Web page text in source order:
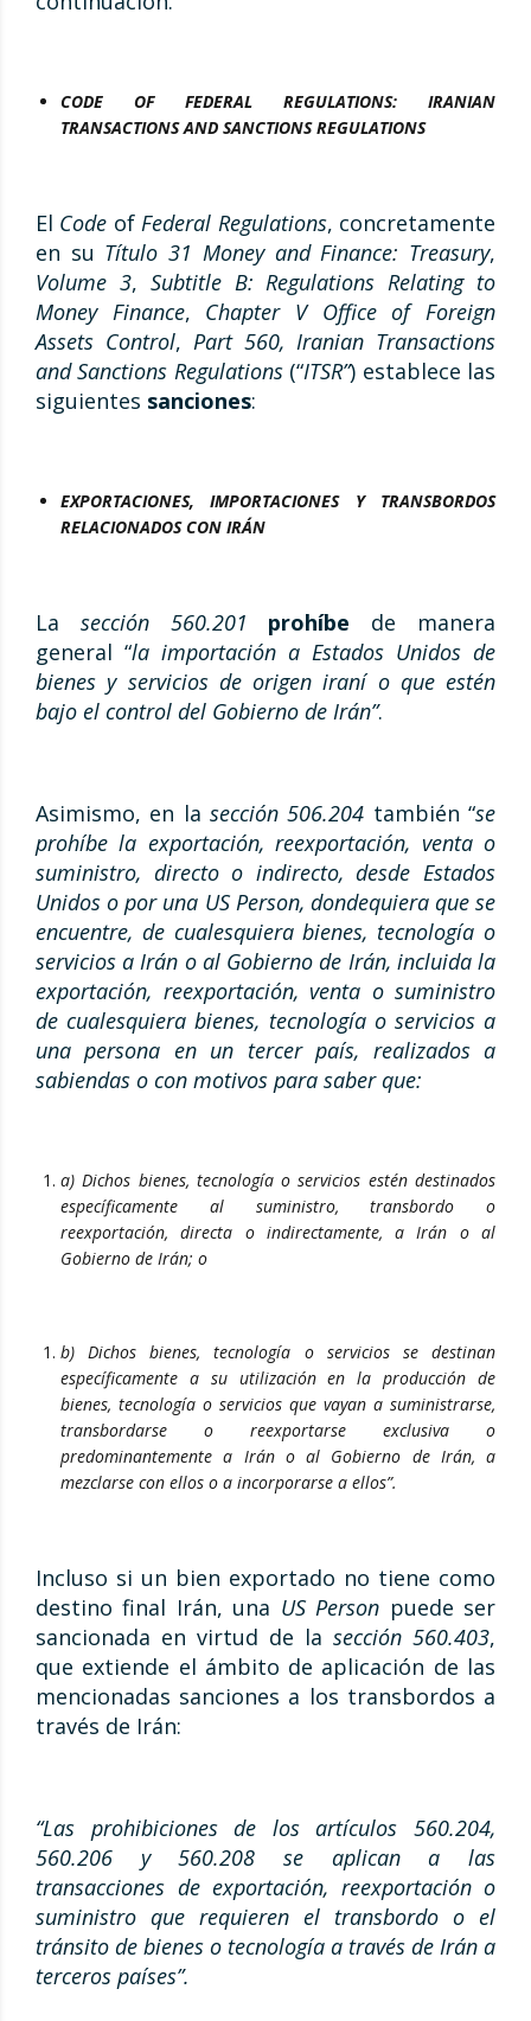
CODE OF FEDERAL REGULATIONS: IRANIAN
TRANSACTIONS AND SANCTIONS REGULATIONS
El Code ofFederal Regulations, concretamente
en su Título 31 Money and Finance: Treasury,
Volume 3, Subtitle B: Regulations Relating to
Money Finance, Chapter V Office of Foreign
Assets Control, Part 560, Iranian Transactions
and Sanctions Regulations(“ITSR”) establece las
siguientes sanciones:
EXPORTACIONES, IMPORTACIONES Y TRANSBORDOS
RELACIONADOS CON IRÁN
La sección 560.201 prohíbe de manera
general “la importación a Estados Unidos de
bienes y servicios de origen iraní o que estén
bajo el control del Gobierno de Irán”.
Asimismo, en la sección 506.204 también “se
prohíbe la exportación, reexportación, venta o
suministro, directo o indirecto, desde Estados
Unidos o por una US Person, dondequiera que se
encuentre, de cualesquiera bienes, tecnología o
servicios a Irán o al Gobierno de Irán, incluida la
exportación, reexportación, venta o suministro
de cualesquiera bienes, tecnología o servicios a
una persona en un tercer país, realizados a
sabiendas o con motivos para saber que:
a) Dichos bienes, tecnología o servicios estén destinados
específicamente al suministro, transbordo o
reexportación, directa o indirectamente, a Irán o al
Gobierno de Irán; o
b) Dichos bienes, tecnología o servicios se destinan
específicamente a su utilización en la producción de
bienes, tecnología o servicios que vayan a suministrarse,
transbordarse o reexportarse exclusiva o
predominantemente a Irán o al Gobierno de Irán, a
mezclarse con ellos o a incorporarse a ellos”.
Incluso si un bien exportado no tiene como
destino final Irán, una US Person puede ser
sancionada en virtud de la sección 560.403,
que extiende el ámbito de aplicación de las
mencionadas sanciones a los transbordos a
través de Irán:
“Las prohibiciones de los artículos 560.204,
560.206 y 560.208 se aplican a las
transacciones de exportación, reexportación o
suministro que requieren el transbordo o el
tránsito de bienes o tecnología a través de Irán a
terceros países”.